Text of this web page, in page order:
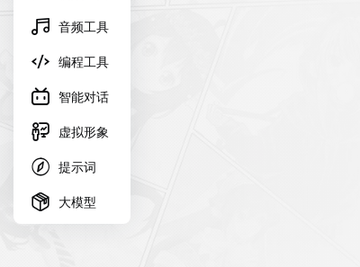
音频工具
编程工具
智能对话
虚拟形象
提示词
大模型